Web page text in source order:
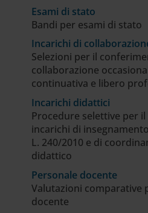
Esami di stato
Bandi per esami di stato
Incarichi di
Selezioni per il
collaborazione
continuativa e libero
Incarichi didattici
Procedure selettive per
incarichi di
L. 240/2010 e di
didattico
Personale docente
Valutazioni comparative
docente